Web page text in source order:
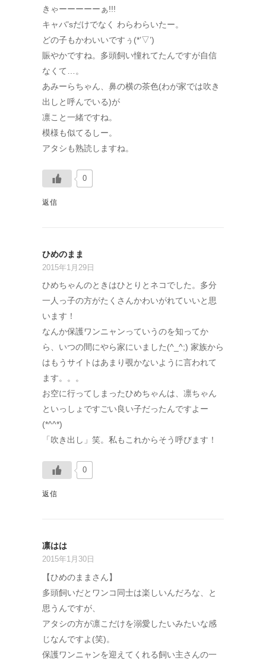
きゃーーーーーぁ!!!
キャバ’sだけでなく わらわらいたー。
どの子もかわいいですぅ(*’▽’)
賑やかですね。多頭飼い憧れてたんですが自信
なくて…。
あみーらちゃん、鼻の横の茶色(わが家では吹き
出しと呼んでいる)が
凛こと一緒ですね。
模様も似てるしー。
アタシも熟読しますね。
0
返信
ひめのまま
2015年1月29日
ひめちゃんのときはひとりとネコでした。多分
一人っ子の方がたくさんかわいがれていいと思
います！
なんか保護ワンニャンっていうのを知ってか
ら、いつの間にやら家にいました(^_^;) 家族から
はもうサイトはあまり覗かないように言われて
ます。。。
お空に行ってしまったひめちゃんは、凛ちゃん
といっしょですごい良い子だったんですよー
(*^^*)
「吹き出し」笑。私もこれからそう呼びます！
0
返信
凛はは
2015年1月30日
【ひめのままさん】
多頭飼いだとワンコ同士は楽しいんだろな、と
思うんですが、
アタシの方が凛こだけを溺愛したいみたいな感
じなんですよ(笑)。
保護ワンニャンを迎えてくれる飼い主さんの一